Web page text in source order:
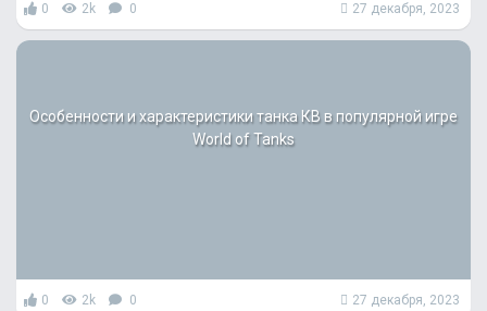
0 2k 0 27 декабря, 2023
Особенности и характеристики танка КВ в популярной игре
World of Tanks
0 2k 0 27 декабря, 2023